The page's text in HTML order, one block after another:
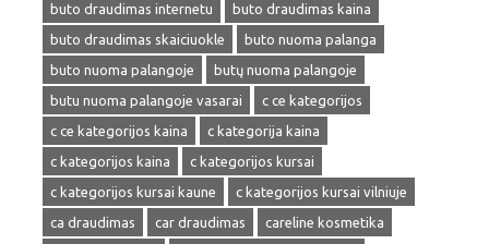
buto draudimas internetu
buto draudimas kaina
buto draudimas skaiciuokle
buto nuoma palanga
buto nuoma palangoje
butų nuoma palangoje
butu nuoma palangoje vasarai
c ce kategorijos
c ce kategorijos kaina
c kategorija kaina
c kategorijos kaina
c kategorijos kursai
c kategorijos kursai kaune
c kategorijos kursai vilniuje
ca draudimas
car draudimas
careline kosmetika